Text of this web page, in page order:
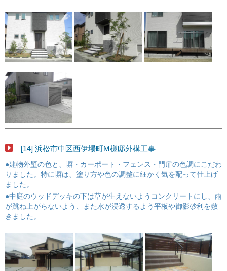
[14] 浜松市中区西伊場町M様邸外構工事
●建物外壁の色と、塀・カーポート・フェンス・門扉の色調にこだわ
りました。特に塀は、塗り方や色の調整に細かく気を配って仕上げ
ました。
●中庭のウッドデッキの下は草が生えないようコンクリートにし、雨
が跳ね上がらないよう、また水が浸透するよう平板や御影砂利を敷
きました。